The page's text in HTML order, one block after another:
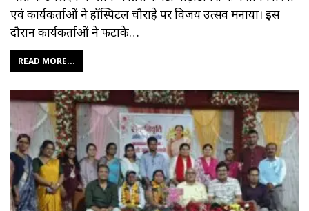
एवं कार्यकर्ताओं ने हॉस्पिटल चौराहे पर विजय उत्सव मनाया। इस
दौरान कार्यकर्ताओं ने फटाके…
READ MORE...